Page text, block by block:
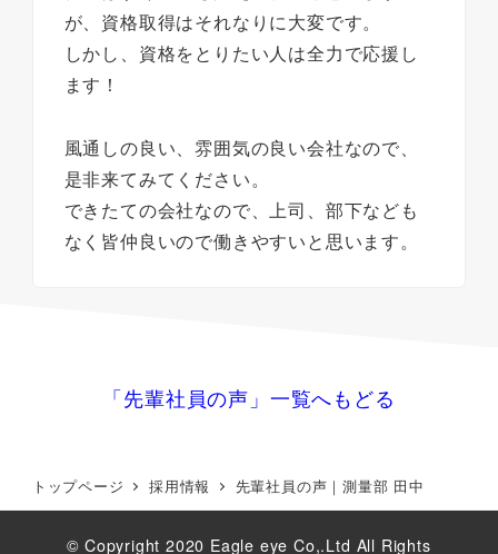
が、資格取得はそれなりに大変です。
しかし、資格をとりたい人は全力で応援し
ます！
風通しの良い、雰囲気の良い会社なので、
是非来てみてください。
できたての会社なので、上司、部下なども
なく皆仲良いので働きやすいと思います。
「先輩社員の声」一覧へもどる
トップページ 採用情報 先輩社員の声｜測量部 田中
© Copyright 2020 Eagle eye Co,.Ltd All Rights